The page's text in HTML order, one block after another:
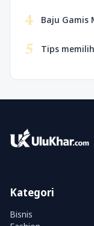
4 Baju Gamis
5 Tips
Kategori
Bisnis